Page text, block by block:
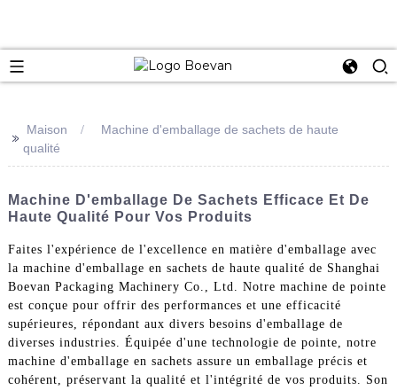
>> Maison
Machine d'emballage de sachets de haute
qualité
Machine D'emballage De Sachets Efficace Et De
Haute Qualité Pour Vos Produits
Faites l'expérience de l'excellence en matière d'emballage avec
la machine d'emballage en sachets de haute qualité de Shanghai
Boevan Packaging Machinery Co., Ltd. Notre machine de pointe
est conçue pour offrir des performances et une efficacité
supérieures, répondant aux divers besoins d'emballage de
diverses industries. Équipée d'une technologie de pointe, notre
machine d'emballage en sachets assure un emballage précis et
cohérent, préservant la qualité et l'intégrité de vos produits. Son